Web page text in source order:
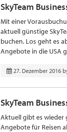
SkyTeam
Mit einer
aktuell günstige
buchen. Los geht es
Angebote in die USA
27. Dezember 2016
SkyTeam
Aktuell gibt es wieder
Angebote für Reisen